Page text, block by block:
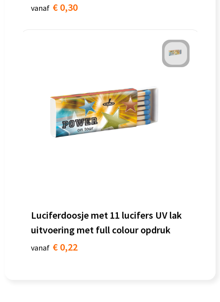
vanaf € 0,30
Luciferdoosje met 11 lucifers UV lak
uitvoering met full colour opdruk
vanaf € 0,22